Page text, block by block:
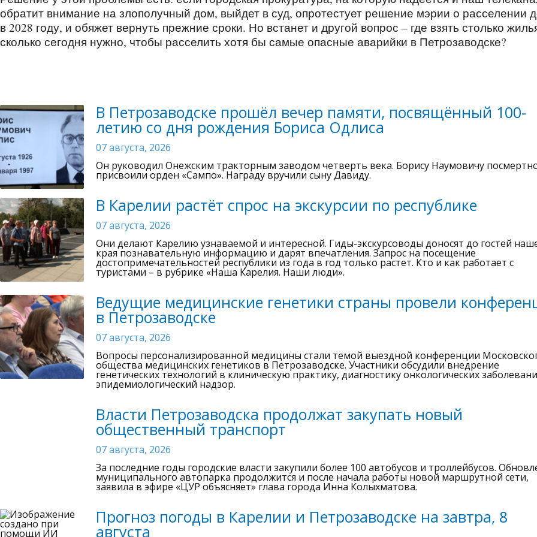
обратит внимание на злополучный дом, выйдет в суд, опротестует решение мэрии о расселении
в 2028 году, и обяжет вернуть прежние сроки. Но встанет и другой вопрос – где взять столько
сколько сегодня нужно, чтобы расселить хотя бы самые опасные аварийки в Петрозаводске?
В Петрозаводске прошёл вечер памяти, посвящённый 100-
летию со дня рождения Бориса Одлиса
07 августа, 2026
Он руководил Онежским тракторным заводом четверть века. Борису Наумовичу
присвоили орден «Сампо». Награду вручили сыну Давиду.
В Карелии растёт спрос на экскурсии по республике
07 августа, 2026
Они делают Карелию узнаваемой и интересной. Гиды-экскурсоводы доносят до гостей
края познавательную информацию и дарят впечатления. Запрос на посещение
достопримечательностей республики из года в год только растет. Кто и как работает с
туристами – в рубрике «Наша Карелия. Наши люди».
Ведущие медицинские генетики страны провели
в Петрозаводске
07 августа, 2026
Вопросы персонализированной медицины стали темой выездной конференции
общества медицинских генетиков в Петрозаводске. Участники обсудили внедрение
генетических технологий в клиническую практику, диагностику онкологических
эпидемиологический надзор.
Власти Петрозаводска продолжат закупать новый
общественный транспорт
07 августа, 2026
За последние годы городские власти закупили более 100 автобусов и троллейбусов.
муниципального автопарка продолжится и после начала работы новой маршрутной сети,
заявила в эфире «ЦУР объясняет» глава города Инна Колыхматова.
Прогноз погоды в Карелии и Петрозаводске на завтра, 8
августа